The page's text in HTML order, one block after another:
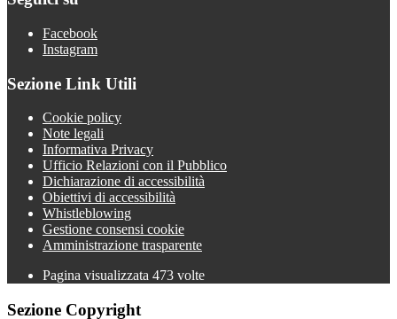
Facebook
Instagram
Sezione Link Utili
Cookie policy
Note legali
Informativa Privacy
Ufficio Relazioni con il Pubblico
Dichiarazione di accessibilità
Obiettivi di accessibilità
Whistleblowing
Gestione consensi cookie
Amministrazione trasparente
Pagina visualizzata 473 volte
Sezione Copyright